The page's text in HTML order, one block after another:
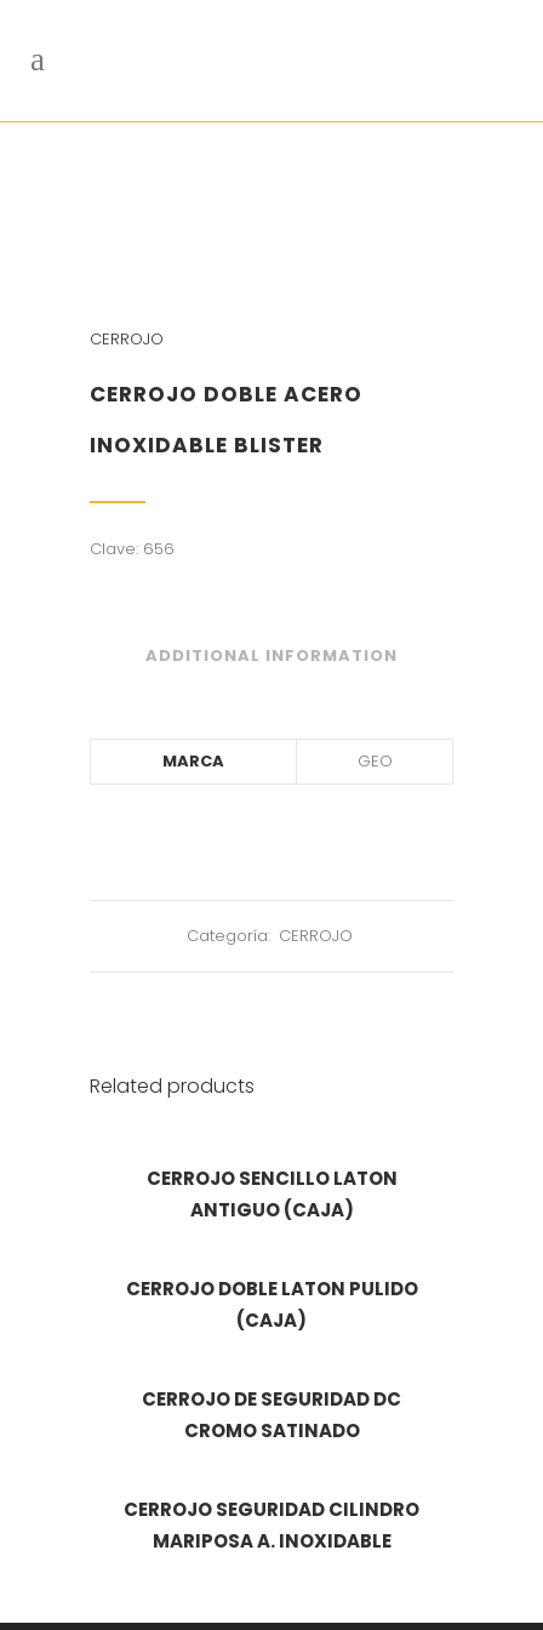
CERROJO
CERROJO DOBLE ACERO
INOXIDABLE BLISTER
Clave: 656
ADDITIONAL INFORMATION
MARCA GEO
Categoría: CERROJO
Related products
CERROJO SENCILLO LATON
ANTIGUO (CAJA)
CERROJO DOBLE LATON PULIDO
(CAJA)
CERROJO DE SEGURIDAD DC
CROMO SATINADO
CERROJO SEGURIDAD CILINDRO
MARIPOSA A. INOXIDABLE